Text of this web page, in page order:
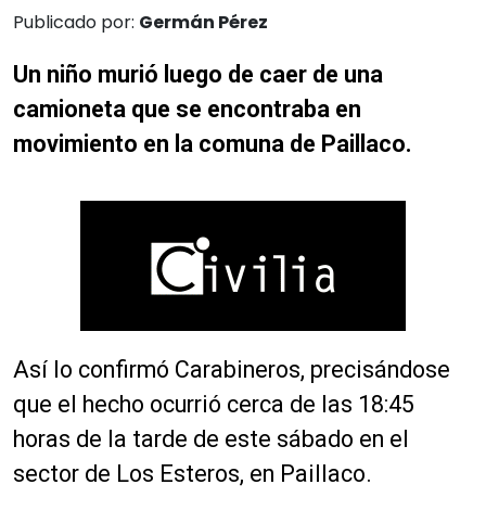
Publicado por: Germán Pérez
Un niño murió luego de caer de una
camioneta que se encontraba en
movimiento en la comuna de Paillaco.
Así lo confirmó Carabineros, precisándose
que el hecho ocurrió cerca de las 18:45
horas de la tarde de este sábado en el
sector de Los Esteros, en Paillaco.